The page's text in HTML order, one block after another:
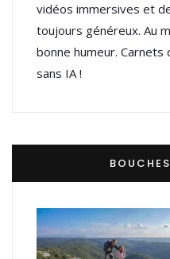
vidéos immersives et
toujours généreux. Au
bonne humeur. Carnets
sans IA !